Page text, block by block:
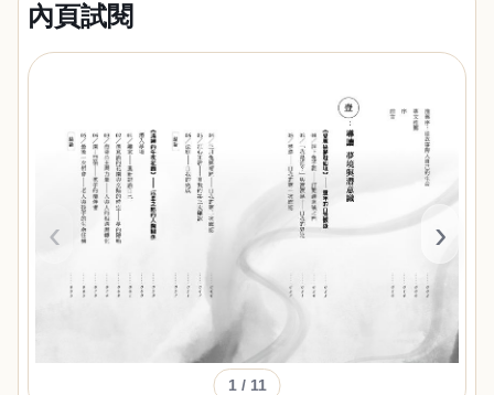
內頁試閱
‹ ›
1/ 11